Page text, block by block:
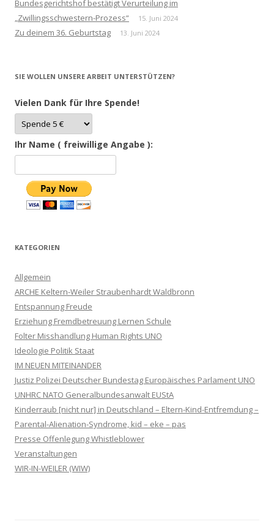
Bundesgerichtshof bestätigt Verurteilung im
„Zwillingsschwestern-Prozess“
15. Juni 2024
Zu deinem 36. Geburtstag 13. Juni 2024
SIE WOLLEN UNSERE ARBEIT UNTERSTÜTZEN?
Vielen Dank für Ihre Spende!
Ihr Name ( freiwillige Angabe ):
KATEGORIEN
Allgemein
ARCHE Keltern-Weiler Straubenhardt Waldbronn
Entspannung Freude
Erziehung Fremdbetreuung Lernen Schule
Folter Misshandlung Human Rights UNO
Ideologie Politik Staat
IM NEUEN MITEINANDER
Justiz Polizei Deutscher Bundestag Europäisches Parlament UNO
UNHRC NATO Generalbundesanwalt EUStA
Kinderraub [nicht nur] in Deutschland – Eltern-Kind-Entfremdung –
Parental-Alienation-Syndrome, kid – eke – pas
Presse Offenlegung Whistleblower
Veranstaltungen
WIR-IN-WEILER (WIW)